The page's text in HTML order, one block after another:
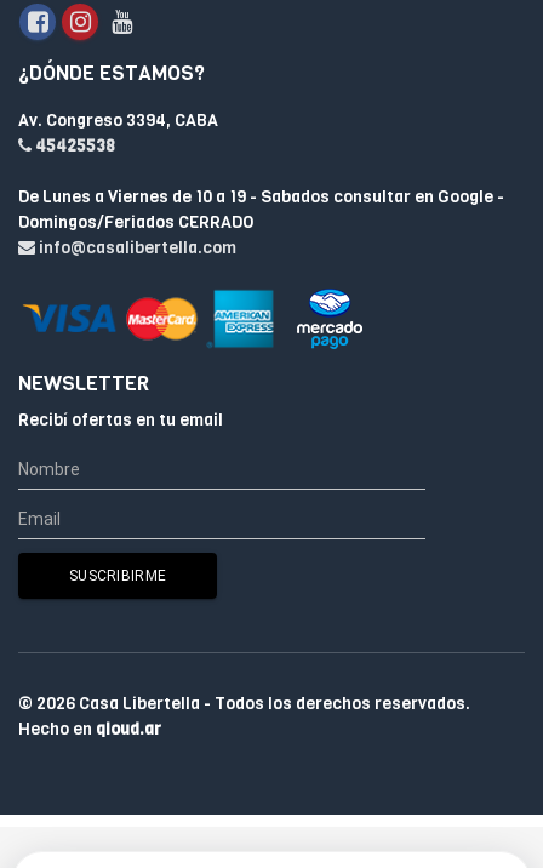
¿DÓNDE ESTAMOS?
Av. Congreso 3394, CABA
45425538
De Lunes a Viernes de 10 a 19 - Sabados consultar en Google -
Domingos/Feriados CERRADO
info@casalibertella.com
NEWSLETTER
Recibí ofertas en tu email
© 2026 Casa Libertella - Todos los derechos reservados.
Hecho en qloud.ar